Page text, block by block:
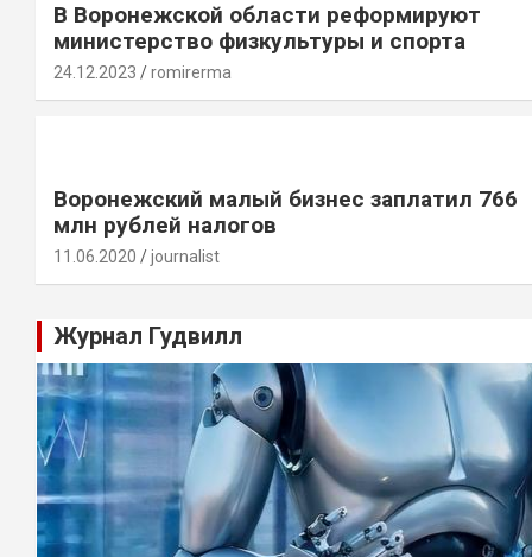
В Воронежской области реформируют
министерство физкультуры и спорта
24.12.2023 romirerma
Воронежский малый бизнес заплатил 766
млн рублей налогов
11.06.2020 journalist
Журнал Гудвилл